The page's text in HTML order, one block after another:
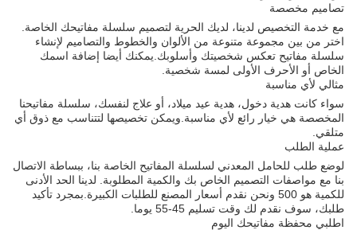
تصاميم مخصصة
مع خدمة التخصيص لدينا، لديك الحرية لتصميم سلسلة مفاتيحك الخاصة.
اختر من بين مجموعة متنوعة من الألوان والخطوط والتصاميم لإنشاء
سلسلة مفاتيح تعكس شخصيتك وأسلوبك.يمكنك أيضا إضافة اسمك
الخاص أو الأحرف الأولى لمسة شخصية.
مثالي لأي مناسبة
سواء كانت هدية دخول، هدية عيد ميلاد، أو علاج لنفسك، سلسلة مفاتيحنا
المخصصة هي خيار رائع لأي مناسبة.ويمكن تخصيصها لتتناسب مع ذوق أي
متلقي.
عملية الطلب
لوضع طلب للحامل المعدني لسلسلة المفاتيح الخاصة بنا، ببساطة الاتصال
بنا مع مواصفات التصميم الخاص بك والكمية المطلوبة. لدينا الحد الأدنى
للكمية هو 500 ونحن نقدم أسعار المصنع للطلبات الكبيرة.بمجرد تأكيد
طلبك، سوف نقدم لك وقت تسليم 45-55 يوما.
اطلبي محفظة مفاتيحك اليوم